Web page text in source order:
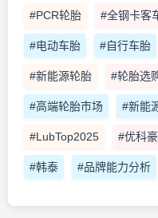
#PCR轮胎 #全钢卡客
#电动车胎 #自行车胎
#新能源轮胎 #轮胎选
#高端轮胎市场 #新能
#LubTop2025 #优科
#韩泰 #品牌能力分析